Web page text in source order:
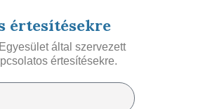
értesítésekre
által szervezett
értesítésekre.